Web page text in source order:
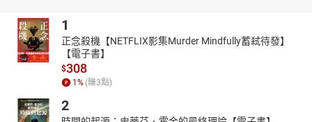
1
正念殺機【NETFLIX影集Murder Mindfully蓄弒待發】
【電子書】
$308
1 % (賺3點)
2